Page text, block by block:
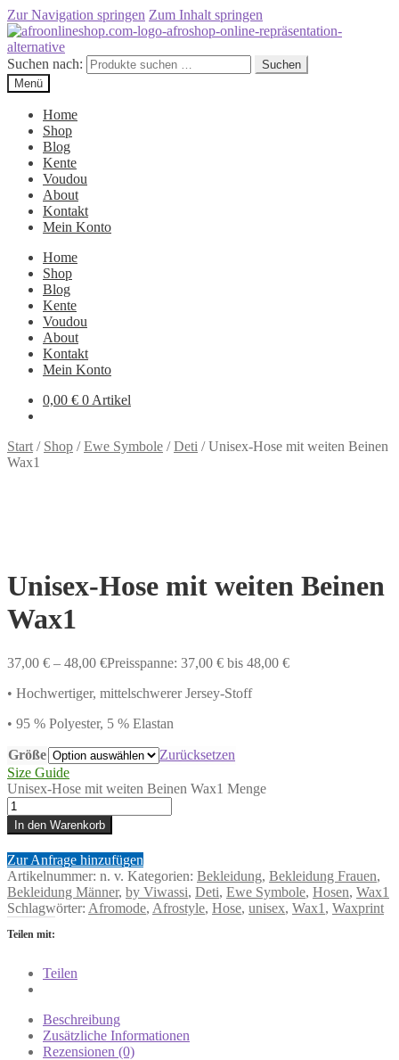
Zur Navigation springen Zum Inhalt springen
Suchen nach:
Suchen
Menü
Home
Shop
Blog
Kente
Voudou
About
Kontakt
Mein Konto
Home
Shop
Blog
Kente
Voudou
About
Kontakt
Mein Konto
0,00 € 0 Artikel
Start / Shop /Ewe Symbole /Deti /Unisex-Hose mit weiten Beinen
Wax1
Unisex-Hose mit weiten Beinen
Wax1
37,00 € – 48,00 €Preisspanne: 37,00 € bis 48,00 €
• Hochwertiger, mittelschwerer Jersey-Stoff
• 95 % Polyester, 5 % Elastan
Größe
Zurücksetzen
Size Guide
Unisex-Hose mit weiten Beinen Wax1 Menge
In den Warenkorb
Zur Anfrage hinzufügen
Artikelnummer: n. v. Kategorien: Bekleidung, Bekleidung Frauen,
Bekleidung Männer, by Viwassi, Deti, Ewe Symbole, Hosen, Wax1
Schlagwörter: Afromode, Afrostyle, Hose, unisex, Wax1 , Waxprint
Teilen mit:
Teilen
Beschreibung
Zusätzliche Informationen
Rezensionen (0)